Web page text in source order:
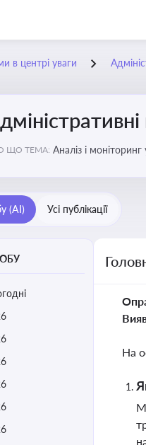
в центрі уваги
ЩО ТЕМА: Аналіз і
(AI) Усі публікації
На